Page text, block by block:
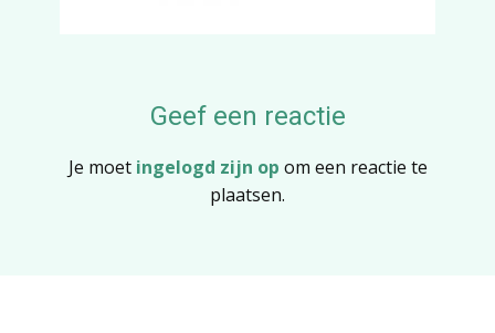
Geef een reactie
Je moet ingelogd zijn op om een reactie te
plaatsen.